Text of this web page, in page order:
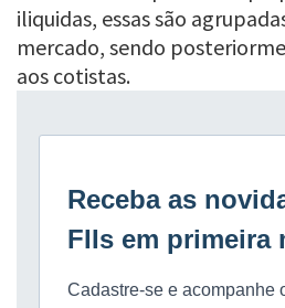
iliquidas, essas são
mercado, sendo
aos cotistas.